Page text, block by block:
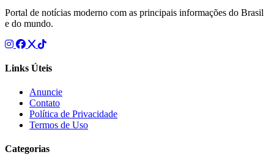
Portal de notícias moderno com as principais informações do Brasil
e do mundo.
Links Úteis
Anuncie
Contato
Política de Privacidade
Termos de Uso
Categorias